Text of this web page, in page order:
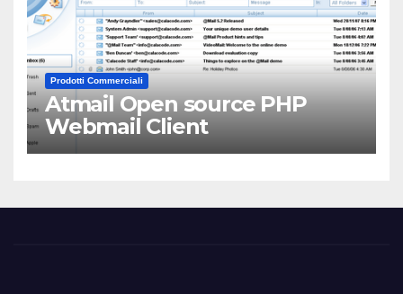
Prodotti Commerciali
Atmail Open source PHP
Webmail Client